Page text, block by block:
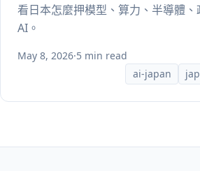
看日本怎麼押模型、算力、半導體
AI。
May 8, 2026·5 min read
ai-japan